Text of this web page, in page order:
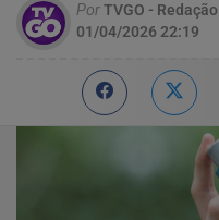
PorTVGO - Redação
01/04/2026 22:19